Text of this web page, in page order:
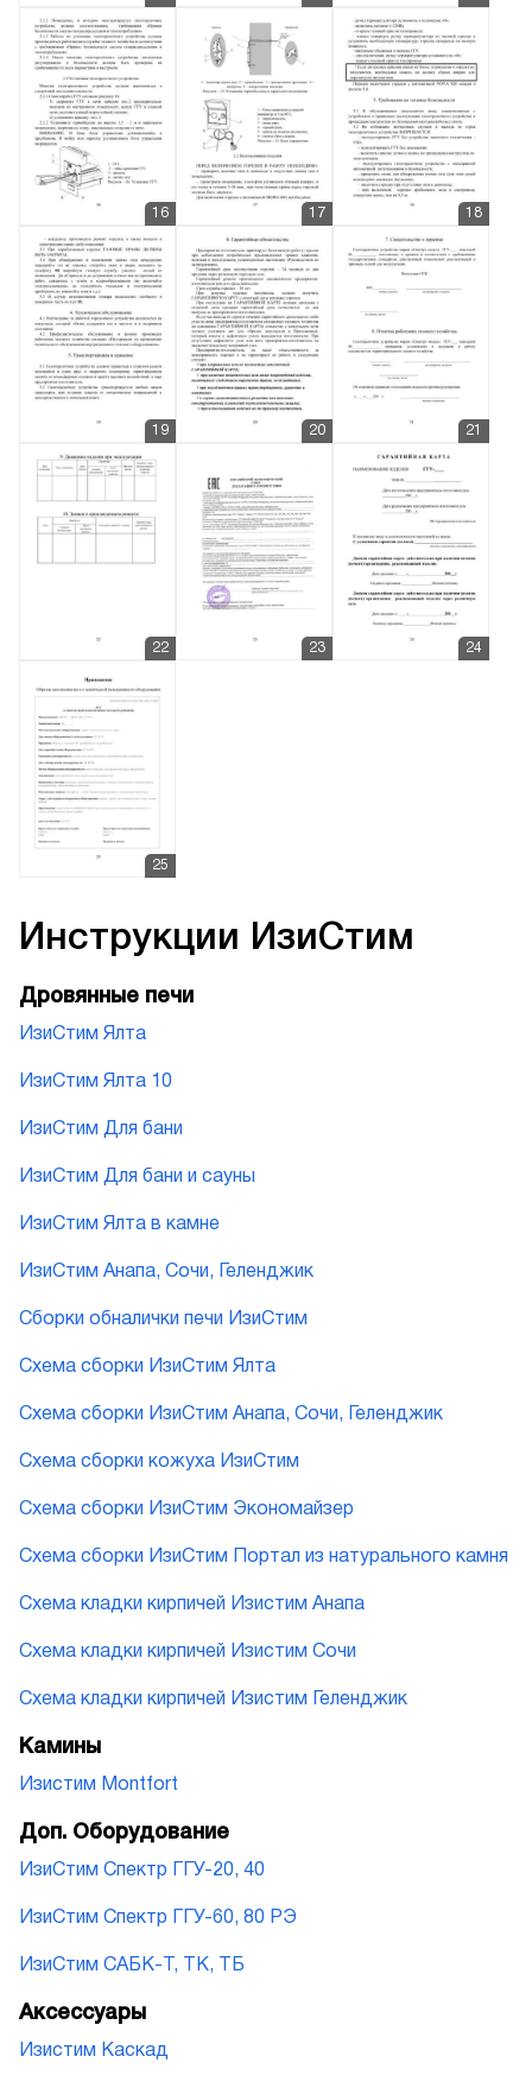
Инструкции ИзиСтим
Дровянные печи
ИзиСтим Ялта
ИзиСтим Ялта 10
ИзиСтим Для бани
ИзиСтим Для бани и сауны
ИзиСтим Ялта в камне
ИзиСтим Анапа, Сочи, Геленджик
Сборки обналички печи ИзиСтим
Схема сборки ИзиСтим Ялта
Схема сборки ИзиСтим Анапа, Сочи, Геленджик
Схема сборки кожуха ИзиСтим
Схема сборки ИзиСтим Экономайзер
Схема сборки ИзиСтим Портал из натурального камня
Схема кладки кирпичей Изистим Анапа
Схема кладки кирпичей Изистим Сочи
Схема кладки кирпичей Изистим Геленджик
Камины
Изистим Montfort
Доп. Оборудование
ИзиСтим Спектр ГГУ-20, 40
ИзиСтим Спектр ГГУ-60, 80 РЭ
ИзиСтим САБК-Т, ТК, ТБ
Аксессуары
Изистим Каскад